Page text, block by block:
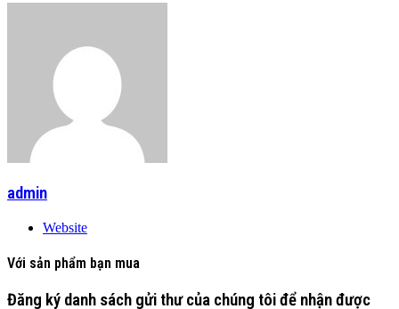
admin
Website
Với sản phẩm bạn mua
Đăng ký danh sách gửi thư của chúng tôi để nhận được